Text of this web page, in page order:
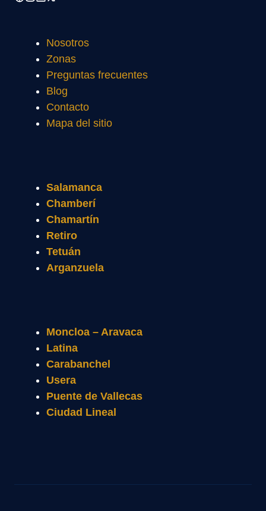
Nosotros
Zonas
Preguntas frecuentes
Blog
Contacto
Mapa del sitio
Salamanca
Chamberí
Chamartín
Retiro
Tetuán
Arganzuela
Moncloa – Aravaca
Latina
Carabanchel
Usera
Puente de Vallecas
Ciudad Lineal